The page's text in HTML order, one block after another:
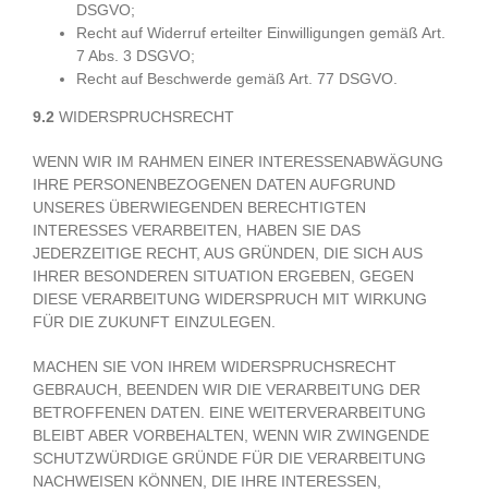
DSGVO;
Recht auf Widerruf erteilter Einwilligungen gemäß Art.
7 Abs. 3 DSGVO;
Recht auf Beschwerde gemäß Art. 77 DSGVO.
9.2 WIDERSPRUCHSRECHT
WENN WIR IM RAHMEN EINER INTERESSENABWÄGUNG
IHRE PERSONENBEZOGENEN DATEN AUFGRUND
UNSERES ÜBERWIEGENDEN BERECHTIGTEN
INTERESSES VERARBEITEN, HABEN SIE DAS
JEDERZEITIGE RECHT, AUS GRÜNDEN, DIE SICH AUS
IHRER BESONDEREN SITUATION ERGEBEN, GEGEN
DIESE VERARBEITUNG WIDERSPRUCH MIT WIRKUNG
FÜR DIE ZUKUNFT EINZULEGEN.
MACHEN SIE VON IHREM WIDERSPRUCHSRECHT
GEBRAUCH, BEENDEN WIR DIE VERARBEITUNG DER
BETROFFENEN DATEN. EINE WEITERVERARBEITUNG
BLEIBT ABER VORBEHALTEN, WENN WIR ZWINGENDE
SCHUTZWÜRDIGE GRÜNDE FÜR DIE VERARBEITUNG
NACHWEISEN KÖNNEN, DIE IHRE INTERESSEN,